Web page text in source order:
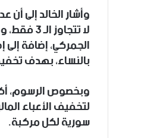
وأشار الخالد إلى
لا
الجمركي، إضافة
بالنساء، بهدف
وبخصوص الرسوم،
سورية لكل مركبة.